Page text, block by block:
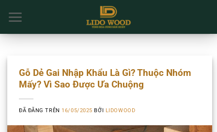
đến
Gỗ Dẻ Gai Nhập Khẩu Là Gì? Thuộc Nhóm
Mấy? Vì Sao Được Ưa Chuộng
ĐÃ ĐĂNG TRÊN 16/05/2025 BỞI LIDOWOOD